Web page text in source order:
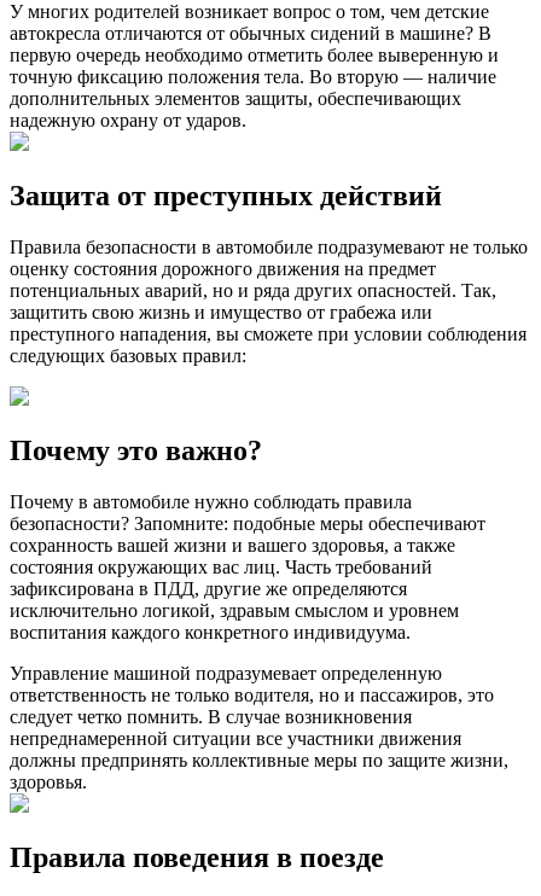
У многих родителей возникает вопрос о том, чем детские
автокресла отличаются от обычных сидений в машине? В
первую очередь необходимо отметить более выверенную и
точную фиксацию положения тела. Во вторую — наличие
дополнительных элементов защиты, обеспечивающих
надежную охрану от ударов.
Защита от преступных действий
Правила безопасности в автомобиле подразумевают не только
оценку состояния дорожного движения на предмет
потенциальных аварий, но и ряда других опасностей. Так,
защитить свою жизнь и имущество от грабежа или
преступного нападения, вы сможете при условии соблюдения
следующих базовых правил:
Почему это важно?
Почему в автомобиле нужно соблюдать правила
безопасности? Запомните: подобные меры обеспечивают
сохранность вашей жизни и вашего здоровья, а также
состояния окружающих вас лиц. Часть требований
зафиксирована в ПДД, другие же определяются
исключительно логикой, здравым смыслом и уровнем
воспитания каждого конкретного индивидуума.
Управление машиной подразумевает определенную
ответственность не только водителя, но и пассажиров, это
следует четко помнить. В случае возникновения
непреднамеренной ситуации все участники движения
должны предпринять коллективные меры по защите жизни,
здоровья.
Правила поведения в поезде